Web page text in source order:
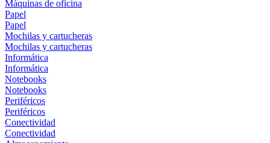
Máquinas de oficina
Papel
Papel
Mochilas y cartucheras
Mochilas y cartucheras
Informática
Informática
Notebooks
Notebooks
Periféricos
Periféricos
Conectividad
Conectividad